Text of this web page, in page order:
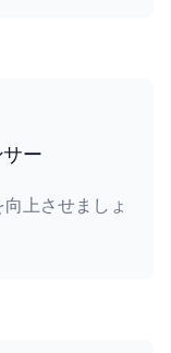
ー
上させましょ